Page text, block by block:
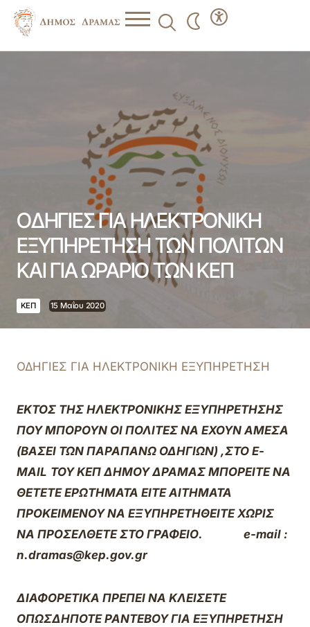
ΟΔΗΓΙΕΣ ΓΙΑ ΗΛΕΚΤΡΟΝΙΚΗ
ΕΞΥΠΗΡΕΤΗΣΗ ΤΩΝ ΠΟΛΙΤΩΝ
ΚΑΙ ΓΙΑ ΩΡΑΡΙΟ ΤΩΝ ΚΕΠ
ΚΕΠ 15 Μαΐου 2020
ΟΔΗΓΙΕΣ ΓΙΑ ΗΛΕΚΤΡΟΝΙΚΗ ΕΞΥΠΗΡΕΤΗΣΗ
ΕΚΤΟΣ ΤΗΣ ΗΛΕΚΤΡΟΝΙΚΗΣ ΕΞΥΠΗΡΕΤΗΣΗΣ
ΠΟΥ ΜΠΟΡΟΥΝ ΟΙ ΠΟΛΙΤΕΣ ΝΑ ΕΧΟΥΝ ΑΜΕΣΑ
(ΒΑΣΕΙ ΤΩΝ ΠΑΡΑΠΑΝΩ ΟΔΗΓΙΩΝ) ,ΣΤΟ Ε-
MAIL TOYΚΕΠ ΔΗΜΟΥ ΔΡΑΜΑΣ ΜΠΟΡΕΙΤΕ ΝΑ
ΘΕΤΕΤΕ ΕΡΩΤΗΜΑΤΑ ΕΙΤΕ ΑΙΤΗΜΑΤΑ
ΠΡΟΚΕΙΜΕΝΟΥ ΝΑ ΕΞΥΠΗΡΕΤΗΘΕΙΤΕ ΧΩΡΙΣ
ΝΑ ΠΡΟΣΕΛΘΕΤΕ ΣΤΟ ΓΡΑΦΕΙΟ. e-mail :
n.dramas@kep.gov.gr
ΔΙΑΦΟΡΕΤΙΚΑ ΠΡΕΠΕΙ ΝΑ ΚΛΕΙΣΕΤΕ
ΟΠΩΣΔΗΠΟΤΕ ΡΑΝΤΕΒΟΥ ΓΙΑ ΕΞΥΠΗΡΕΤΗΣΗ